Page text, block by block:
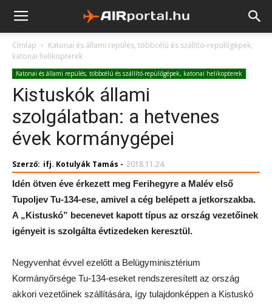
Címlap
Katonai és állami repülés, többcélú és szállító-repülőgépek,
katonai helikopterek
Katonai és állami repülés, többcélú és szállító-repülőgépek, katonai helikopterek
Kistuskók állami
szolgálatban: a hetvenes
évek kormánygépei
Szerző: ifj. Kotulyák Tamás - 2018.11.24.
Idén ötven éve érkezett meg Ferihegyre a Malév első
Tupoljev Tu-134-ese, amivel a cég belépett a jetkorszakba.
A „Kistuskó” becenevet kapott típus az ország vezetőinek
igényeit is szolgálta évtizedeken keresztül.
Negyvenhat évvel ezelőtt a Belügyminisztérium
Kormányőrsége Tu-134-eseket rendszeresített az ország
akkori vezetőinek szállítására, így tulajdonképpen a Kistuskó